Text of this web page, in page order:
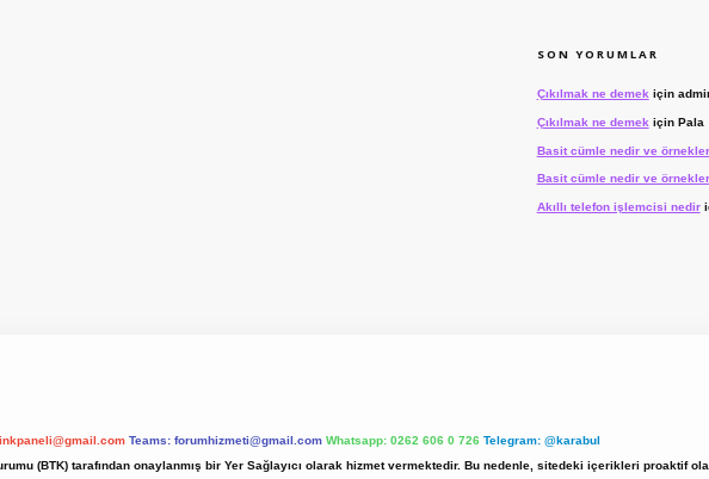
SON YORUMLAR
Çıkılmak ne demekiçin
Çıkılmak ne demek için Pala
Basit cümle nedir ve
Basit cümle nedir ve
Akıllı telefon işlemcisi nedir
Teams: forumhizmeti@gmail.com Whatsapp: 0262 606 0 726 Telegram: @karabul
(BTK) tarafından onaylanmış bir Yer Sağlayıcı olarak hizmet vermektedir. Bu nedenle, sitedeki içerikleri proaktif